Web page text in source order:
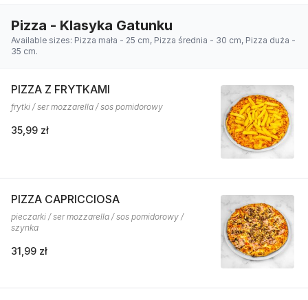
Pizza - Klasyka Gatunku
Available sizes: Pizza mała - 25 cm, Pizza średnia - 30 cm, Pizza duża -
35 cm.
PIZZA Z FRYTKAMI
frytki / ser mozzarella / sos pomidorowy
35,99 zł
PIZZA CAPRICCIOSA
pieczarki / ser mozzarella / sos pomidorowy /
szynka
31,99 zł